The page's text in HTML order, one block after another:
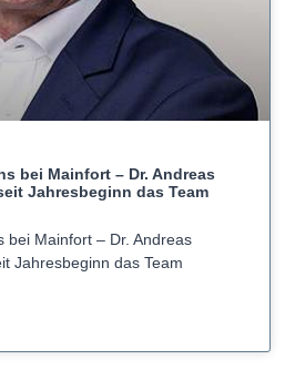
bei Mainfort – Dr. Andreas
Jahresbeginn das Team
bei Mainfort – Dr. Andreas
Jahresbeginn das Team